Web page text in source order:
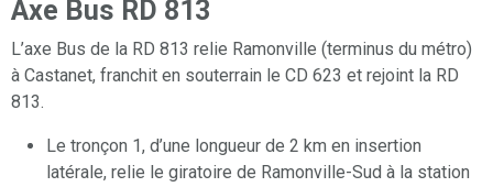
Axe Bus RD 813
L’axe Bus de la RD 813 relie Ramonville (terminus du métro)
à Castanet, franchit en souterrain le CD 623 et rejoint la RD
813.
Le tronçon 1, d’une longueur de 2 km en insertion
latérale, relie le giratoire de Ramonville-Sud à la station